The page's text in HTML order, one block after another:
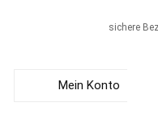
sichere
Mein Konto